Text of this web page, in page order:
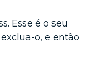
Esse é o seu
o, e então